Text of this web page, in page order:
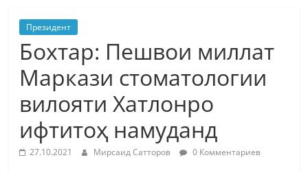
Президент
Бохтар: Пешвои миллат
Маркази стоматологии
вилояти Хатлонро
ифтитоҳ намуданд
27.10.2021 Мирсаид Сатторов 0 Комментариев